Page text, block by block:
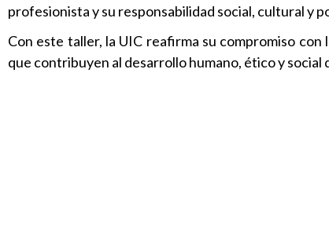
profesionista y su responsabilidad social, cultural y
Con este taller, la UIC reafirma su compromiso
que contribuyen al desarrollo humano, ético y